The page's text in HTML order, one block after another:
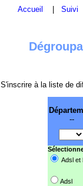
Accueil Suivi
S'inscrire à la liste de
--
Adsl et
Adsl